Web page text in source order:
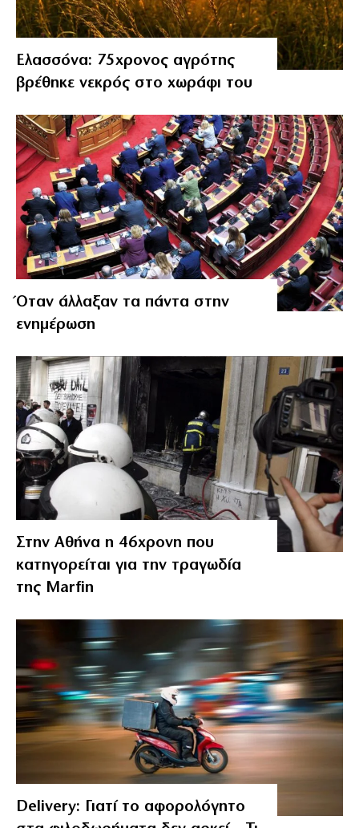
Ελασσόνα: 75χρονος αγρότης
βρέθηκε νεκρός στο χωράφι του
Όταν άλλαξαν τα πάντα στην
ενημέρωση
Στην Αθήνα η 46χρονη που
κατηγορείται για την τραγωδία
της Marfin
Delivery: Γιατί το αφορολόγητο